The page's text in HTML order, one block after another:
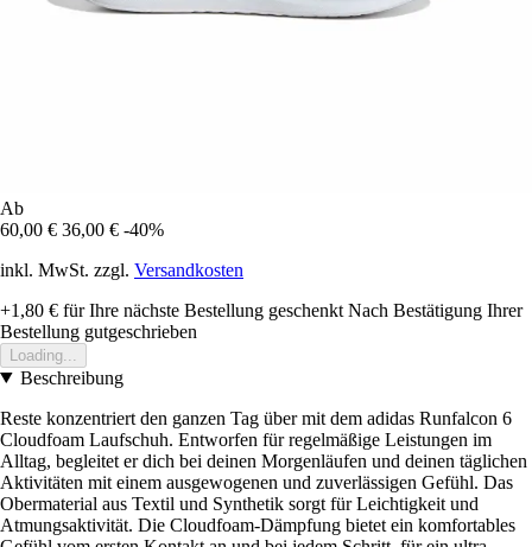
Ab
60,00 € 36,00 € -40%
inkl. MwSt. zzgl. Versandkosten
+1,80 € für Ihre nächste Bestellung geschenkt Nach Bestätigung Ihrer
Bestellung gutgeschrieben
Loading...
Beschreibung
Reste konzentriert den ganzen Tag über mit dem adidas Runfalcon 6
Cloudfoam Laufschuh. Entworfen für regelmäßige Leistungen im
Alltag, begleitet er dich bei deinen Morgenläufen und deinen täglichen
Aktivitäten mit einem ausgewogenen und zuverlässigen Gefühl. Das
Obermaterial aus Textil und Synthetik sorgt für Leichtigkeit und
Atmungsaktivität. Die Cloudfoam-Dämpfung bietet ein komfortables